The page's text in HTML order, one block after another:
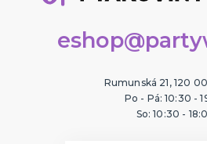
Rumunská 21, 120
Po - Pá: 10:30 -
So: 10:30 -